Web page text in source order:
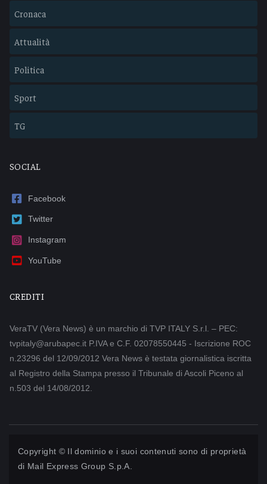
Cronaca
Attualità
Politica
Sport
TG
SOCIAL
Facebook
Twitter
Instagram
YouTube
CREDITI
VeraTV (Vera News) è un marchio di TVP ITALY S.r.l. – PEC:
tvpitaly@arubapec.it P.IVA e C.F. 02078550445 - Iscrizione ROC
n.23296 del 12/09/2012 Vera News è testata giornalistica iscritta
al Registro della Stampa presso il Tribunale di Ascoli Piceno al
n.503 del 14/08/2012.
Copyright © Il dominio e i suoi contenuti sono di proprietà
di Mail Express Group S.p.A.